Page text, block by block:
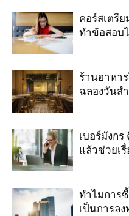
คอร์สเตรี
ทำข้อสอบ
ร้านอาหา
ฉลองวันส
เบอร์มังกร
แล้วช่วยเรื่
ทำไมการ
เป็นการล